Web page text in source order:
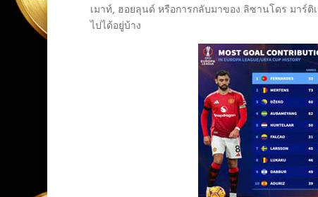
เมาท์, ฮอยลุนด์ หรือการกลับมาของ ลิซานโดร มาร์
ไปได้อยู่บ้าง